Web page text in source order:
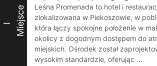
I Miejsce
Leśna Promenada to hotel i
zlokalizowana w Piekoszowie, w
która łączy spokojne położenie w
okolicy z dogodnym dostępem do
miejskich. Ośrodek został
wysokim standardzie, oferując ...